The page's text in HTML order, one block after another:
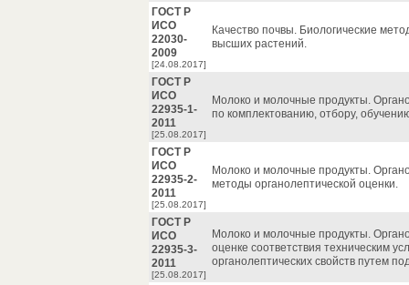
ГОСТ Р
ИСО
22030-
2009
[24.08.2017]
Качество почвы. Биологические
высших растений.
ГОСТ Р
ИСО
22935-1-
2011
[25.08.2017]
Молоко и молочные продукты.
по комплектованию, отбору,
ГОСТ Р
ИСО
22935-2-
2011
[25.08.2017]
Молоко и молочные продукты.
методы органолептической оценки.
ГОСТ Р
ИСО
22935-3-
2011
[25.08.2017]
Молоко и молочные продукты.
оценке соответствия техническим
органолептических свойств путем